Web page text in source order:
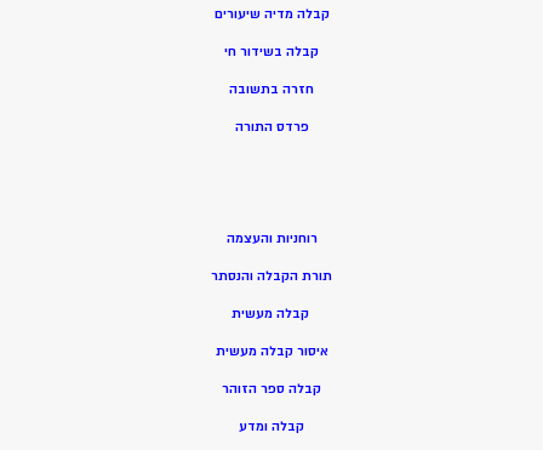
קבלה מדיה שיעורים
קבלה בשידור חי
חזרה בתשובה
פרדס התורה
רוחניות והעצמה
תורת הקבלה והנסתר
קבלה מעשית
איסור קבלה מעשית
קבלה ספר הזוהר
קבלה ומדע